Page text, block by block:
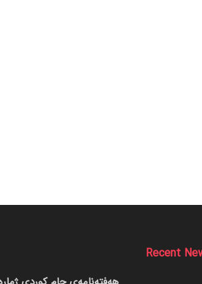
Recent